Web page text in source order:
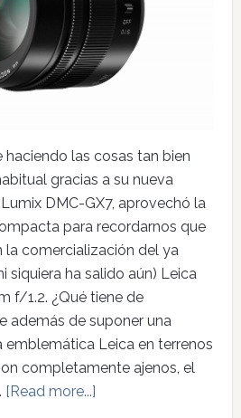
haciendo las cosas tan bien
gracias a su nueva
DMC-GX7, aprovechó la
para recordarnos que
la comercialización del ya
siquiera ha salido aún) Leica
f/1.2. ¿Qué tiene de
además de suponer una
emblemática Leica en terrenos
completamente ajenos, el
[Read more...]